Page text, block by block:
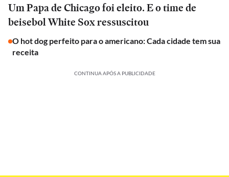
Um Papa de Chicago foi eleito. E o time de
beisebol White Sox ressuscitou
O hot dog perfeito para o americano: Cada cidade tem sua
receita
CONTINUA APÓS A PUBLICIDADE